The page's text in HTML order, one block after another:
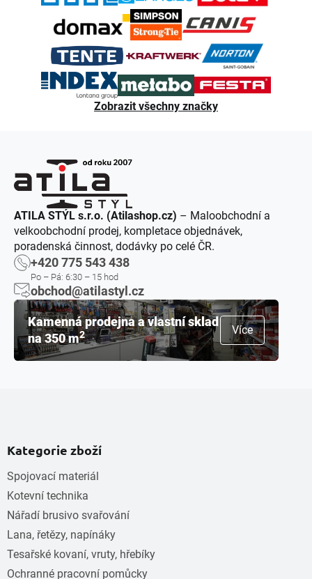
Zobrazit všechny značky
ATILA STÝL s.r.o. (Atilashop.cz) – Maloobchodní a
velkoobchodní prodej, kompletace objednávek,
poradenská činnost, dodávky po celé ČR.
+420 775 543 438
Po – Pá: 6:30 – 15 hod
obchod@atilastyl.cz
Kamenná prodejna a vlastní sklad
na 350 m2 Více
Kategorie zboží
Spojovací materiál
Kotevní technika
Nářadí brusivo svařování
Lana, řetězy, napínáky
Tesařské kovaní, vruty, hřebíky
Ochranné pracovní pomůcky